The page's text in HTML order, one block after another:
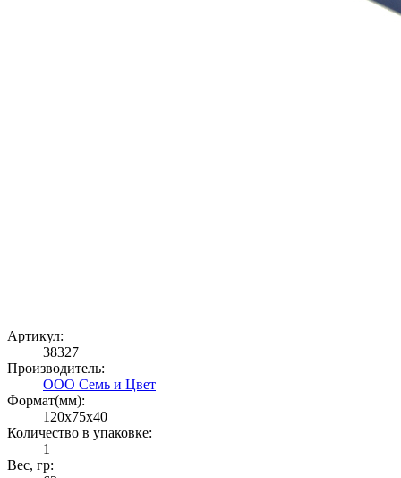
Артикул:
38327
Производитель:
ООО Семь и Цвет
Формат(мм):
120x75x40
Количество в упаковке:
1
Вес, гр: